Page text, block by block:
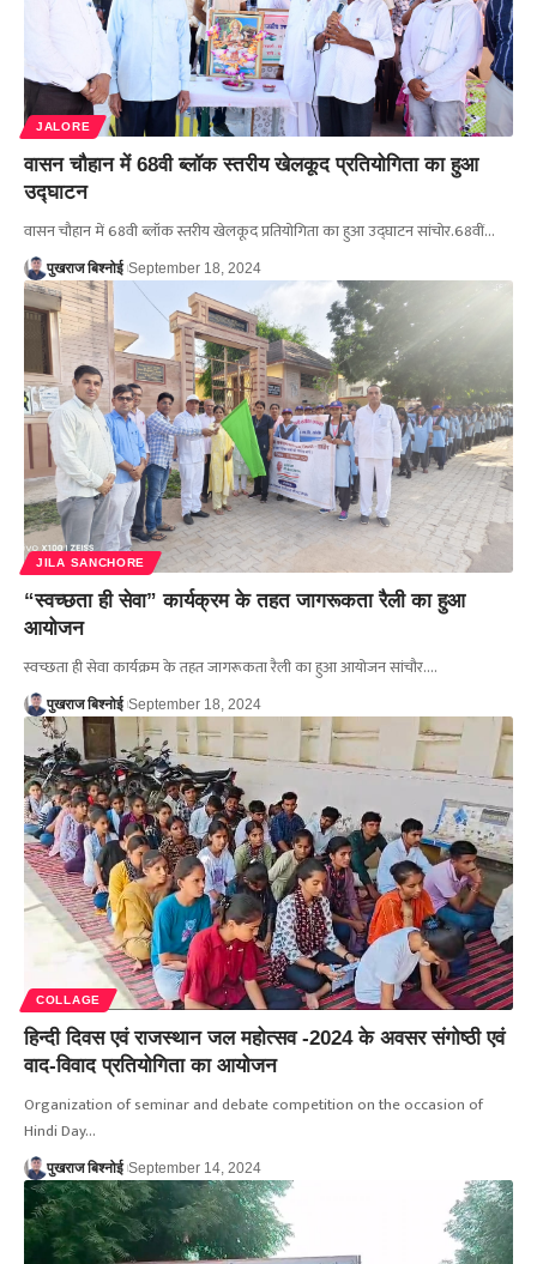
JALORE
वासन चौहान में 68वी ब्लॉक स्तरीय खेलकूद प्रतियोगिता का हुआ
उद्घाटन
वासन चौहान में 68वी ब्लॉक स्तरीय खेलकूद प्रतियोगिता का हुआ उद्घाटन सांचोर.68वीं…
पुखराज बिश्नोई September 18, 2024
JILA SANCHORE
“स्वच्छता ही सेवा” कार्यक्रम के तहत जागरूकता रैली का हुआ
आयोजन
स्वच्छता ही सेवा कार्यक्रम के तहत जागरूकता रैली का हुआ आयोजन सांचौर.…
पुखराज बिश्नोई September 18, 2024
COLLAGE
हिन्दी दिवस एवं राजस्थान जल महोत्सव -2024 के अवसर संगोष्ठी एवं
वाद-विवाद प्रतियोगिता का आयोजन
Organization of seminar and debate competition on the occasion of
Hindi Day…
पुखराज बिश्नोई September 14, 2024